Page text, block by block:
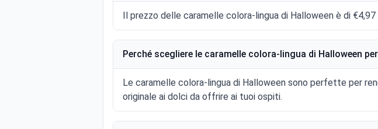
Il prezzo delle caramelle colora-lingua di Halloween è di €4,97
Perché scegliere le caramelle colora-lingua di Halloween
Le caramelle colora-lingua di Halloween sono perfette per
originale ai dolci da offrire ai tuoi ospiti.